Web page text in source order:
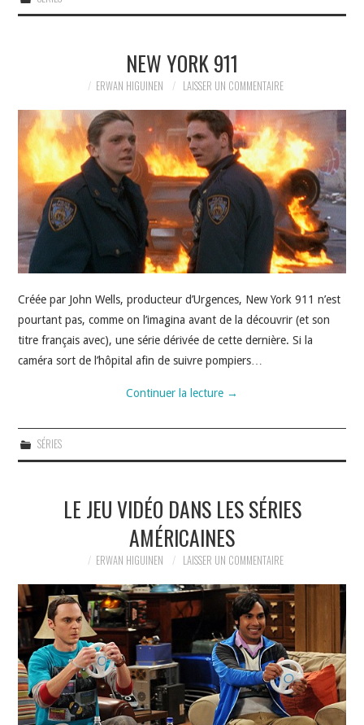
NEW YORK 911
ERWAN HIGUINEN LAISSER UN COMMENTAIRE
Créée par John Wells, producteur d’Urgences, New York 911 n’est
pourtant pas, comme on l’imagina avant de la découvrir (et son
titre français avec), une série dérivée de cette dernière. Si la
caméra sort de l’hôpital afin de suivre pompiers…
Continuer la lecture →
SÉRIES
LE JEU VIDÉO DANS LES SÉRIES
AMÉRICAINES
ERWAN HIGUINEN LAISSER UN COMMENTAIRE